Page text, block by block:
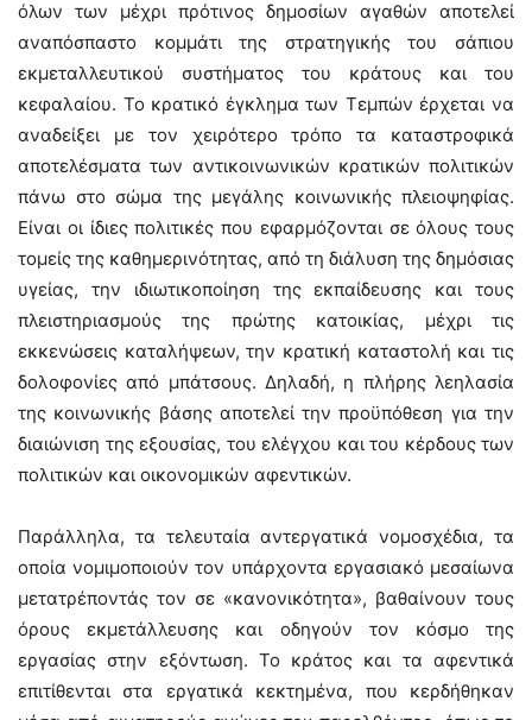
όλων των μέχρι πρότινος δημοσίων αγαθών αποτελεί
αναπόσπαστο κομμάτι της στρατηγικής του σάπιου
εκμεταλλευτικού συστήματος του κράτους και του
κεφαλαίου. Το κρατικό έγκλημα των Τεμπών έρχεται να
αναδείξει με τον χειρότερο τρόπο τα καταστροφικά
αποτελέσματα των αντικοινωνικών κρατικών πολιτικών
πάνω στο σώμα της μεγάλης κοινωνικής πλειοψηφίας.
Είναι οι ίδιες πολιτικές που εφαρμόζονται σε όλους τους
τομείς της καθημερινότητας, από τη διάλυση της δημόσιας
υγείας, την ιδιωτικοποίηση της εκπαίδευσης και τους
πλειστηριασμούς της πρώτης κατοικίας, μέχρι τις
εκκενώσεις καταλήψεων, την κρατική καταστολή και τις
δολοφονίες από μπάτσους. Δηλαδή, η πλήρης λεηλασία
της κοινωνικής βάσης αποτελεί την προϋπόθεση για την
διαιώνιση της εξουσίας, του ελέγχου και του κέρδους των
πολιτικών και οικονομικών αφεντικών.
Παράλληλα, τα τελευταία αντεργατικά νομοσχέδια, τα
οποία νομιμοποιούν τον υπάρχοντα εργασιακό μεσαίωνα
μετατρέποντάς τον σε «κανονικότητα», βαθαίνουν τους
όρους εκμετάλλευσης και οδηγούν τον κόσμο της
εργασίας στην εξόντωση. Το κράτος και τα αφεντικά
επιτίθενται στα εργατικά κεκτημένα, που κερδήθηκαν